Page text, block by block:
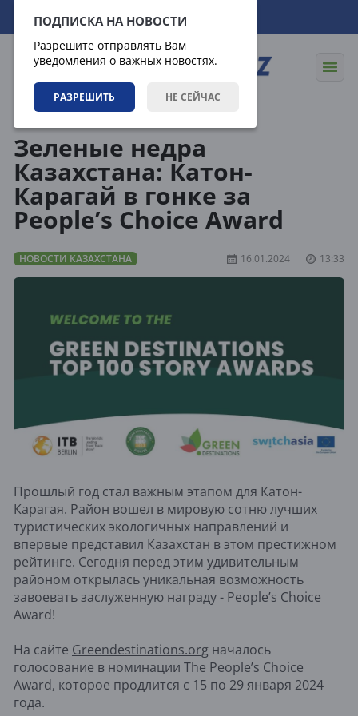
ПОДПИСКА НА НОВОСТИ
Разрешите отправлять Вам
уведомления о важных новостях.
РАЗРЕШИТЬ НЕ СЕЙЧАС
07.08.2026 06:30:55
Зеленые недра
Казахстана: Катон-
Карагай в гонке за
People’s Choice Award
НОВОСТИ КАЗАХСТАНА 16.01.2024 13:33
Прошлый год стал важным этапом для Катон-
Карагая. Район вошел в мировую сотню лучших
туристических экологичных направлений и
впервые представил Казахстан в этом престижном
рейтинге. Сегодня перед этим удивительным
районом открылась уникальная возможность
завоевать заслуженную награду - People’s Choice
Award!
На сайте Greendestinations.org началось
голосование в номинации The People’s Choice
Award, которое продлится с 15 по 29 января 2024
года.